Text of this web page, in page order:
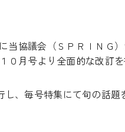
当協議会（ＳＰＲＩＮＧ
０月号より全面的な改訂を
し、毎号特集にて旬の話題